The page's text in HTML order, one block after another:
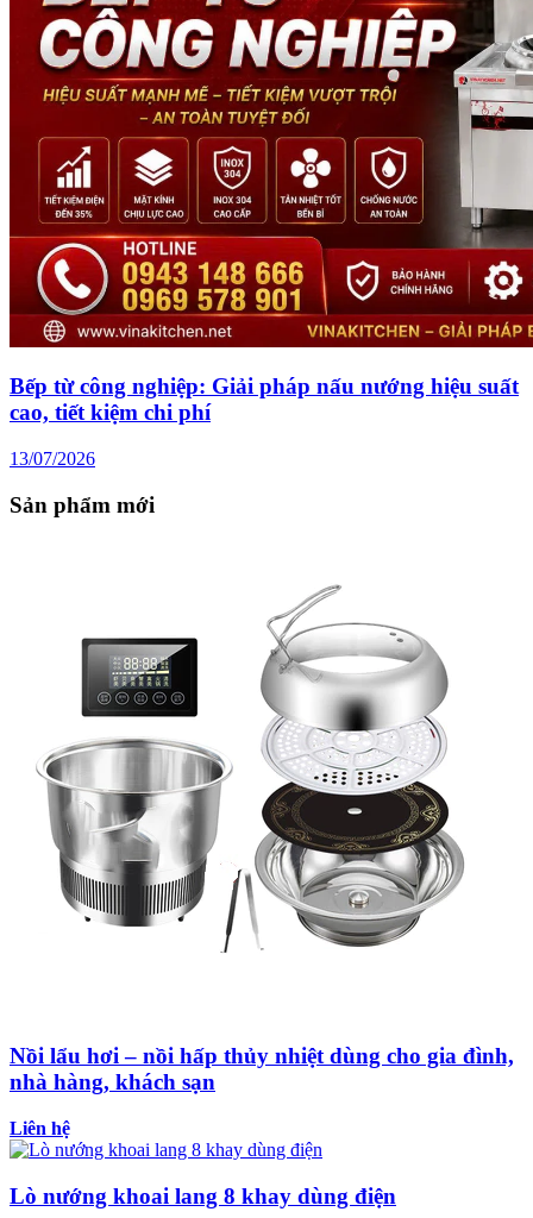
Bếp từ công nghiệp: Giải pháp nấu nướng hiệu suất
cao, tiết kiệm chi phí
13/07/2026
Sản phẩm mới
Nồi lẩu hơi – nồi hấp thủy nhiệt dùng cho gia đình,
nhà hàng, khách sạn
Liên hệ
Lò nướng khoai lang 8 khay dùng điện